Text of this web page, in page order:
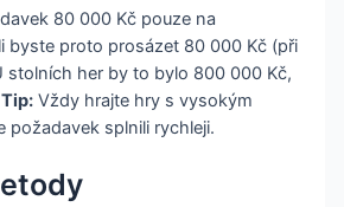
80 000 Kč pouze na
byste proto prosázet 80 000 Kč (při
stolních her by to bylo 800 000 Kč,
Tip: Vždy hrajte hry s vysokým
požadavek splnili rychleji.